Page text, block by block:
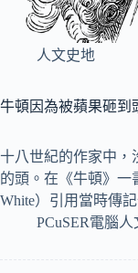
人文史地
牛頓因為被蘋果砸到
十八世紀的作家中，
的頭。在《牛頓》一
White）引用當時傳
PCuSER電腦人